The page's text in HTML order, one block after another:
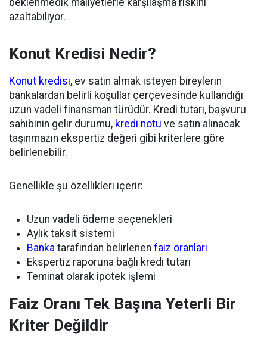
beklenmedik maliyetlerle karşılaşma riskini
azaltabiliyor.
Konut Kredisi Nedir?
Konut kredisi, ev satın almak isteyen bireylerin
bankalardan belirli koşullar çerçevesinde kullandığı
uzun vadeli finansman türüdür. Kredi tutarı, başvuru
sahibinin gelir durumu, kredi notu ve satın alınacak
taşınmazın ekspertiz değeri gibi kriterlere göre
belirlenebilir.
Genellikle şu özellikleri içerir:
Uzun vadeli ödeme seçenekleri
Aylık taksit sistemi
Banka tarafından belirlenen faiz oranları
Ekspertiz raporuna bağlı kredi tutarı
Teminat olarak ipotek işlemi
Faiz Oranı Tek Başına Yeterli Bir
Kriter Değildir